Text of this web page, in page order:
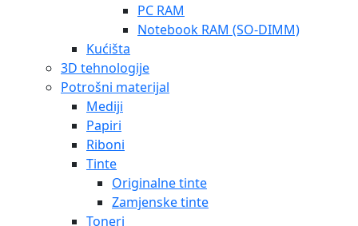
PC RAM
Notebook RAM (SO-DIMM)
Kućišta
3D tehnologije
Potrošni materijal
Mediji
Papiri
Riboni
Tinte
Originalne tinte
Zamjenske tinte
Toneri